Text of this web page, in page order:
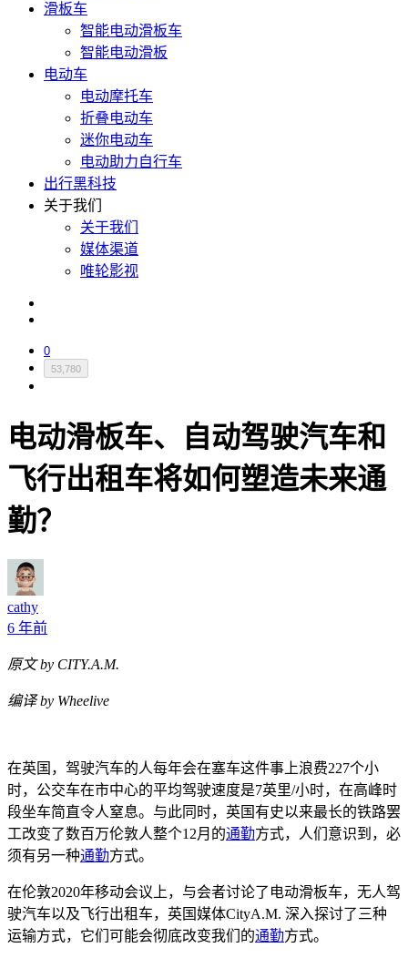
滑板车
智能电动滑板车
智能电动滑板
电动车
电动摩托车
折叠电动车
迷你电动车
电动助力自行车
出行黑科技
关于我们
关于我们
媒体渠道
唯轮影视
0
53,780
电动滑板车、自动驾驶汽车和
飞行出租车将如何塑造未来通
勤？
cathy
6 年前
原文 by CITY.A.M.
编译 by Wheelive
在英国，驾驶汽车的人每年会在塞车这件事上浪费227个小
时，公交车在市中心的平均驾驶速度是7英里/小时，在高峰时
段坐车简直令人窒息。与此同时，英国有史以来最长的铁路罢
工改变了数百万伦敦人整个12月的通勤方式，人们意识到，必
须有另一种通勤方式。
在伦敦2020年移动会议上，与会者讨论了电动滑板车，无人驾
驶汽车以及飞行出租车，英国媒体CityA.M. 深入探讨了三种
运输方式，它们可能会彻底改变我们的通勤方式。